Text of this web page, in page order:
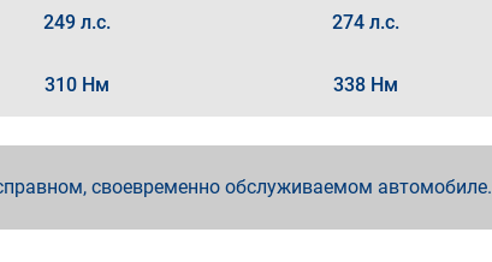
249 л.с. 274 л.с.
310 Нм 338 Нм
своевременно обслуживаемом автомобиле.